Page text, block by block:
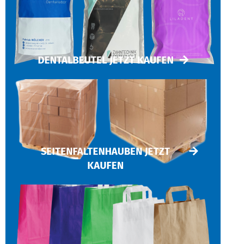
DENTALBEUTEL JETZT KAUFEN
SEITENFALTENHAUBEN JETZT
KAUFEN